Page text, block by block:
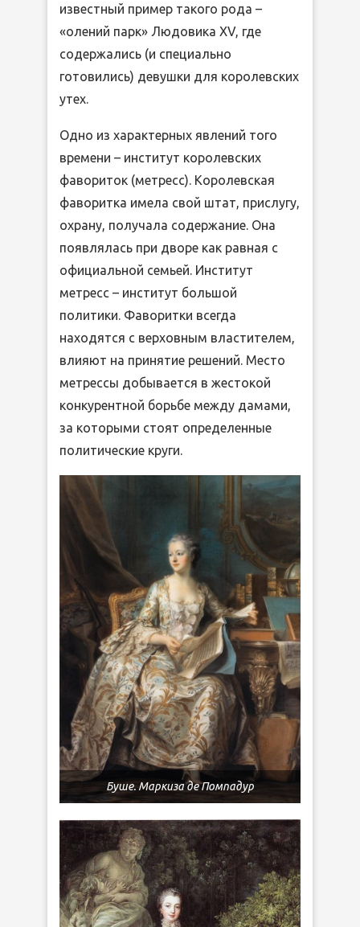
известный пример такого рода –
«олений парк» Людовика XV, где
содержались (и специально
готовились) девушки для королевских
утех.
Одно из характерных явлений того
времени – институт королевских
фавориток (метресс). Королевская
фаворитка имела свой штат, прислугу,
охрану, получала содержание. Она
появлялась при дворе как равная с
официальной семьей. Институт
метресс – институт большой
политики. Фаворитки всегда
находятся с верховным властителем,
влияют на принятие решений. Место
метрессы добывается в жестокой
конкурентной борьбе между дамами,
за которыми стоят определенные
политические круги.
Буше. Маркиза де Помпадур